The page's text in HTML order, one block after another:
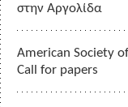
στην Αργολίδα
American Society
Call for papers